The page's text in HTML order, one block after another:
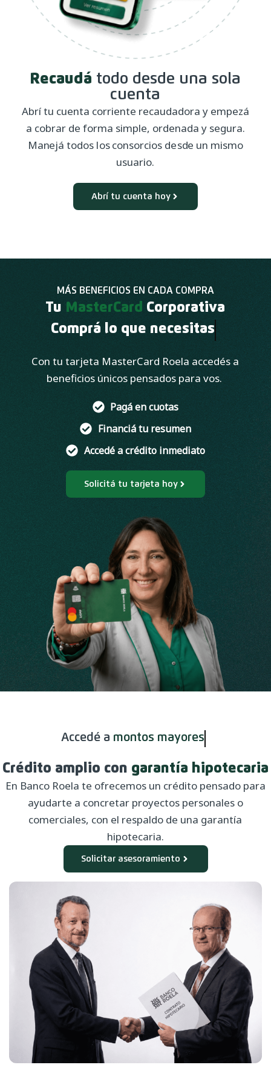
Recaudá todo desde una sola
cuenta
Abrí tu cuenta corriente recaudadora y empezá
a cobrar de forma simple, ordenada y segura.
Manejá todos los consorcios desde un mismo
usuario.
Abrí tu cuenta hoy
MÁS BENEFICIOS EN CADA COMPRA
Tu MasterCard Corporativa
Comprá lo que necesitas
Con tu tarjeta MasterCard Roela accedés a
beneficios únicos pensados para vos.
Pagá en cuotas
Financiá tu resumen
Accedé a crédito inmediato
Solicitá tu tarjeta hoy
Accedé a montos mayores
Crédito amplio con garantía hipotecaria
En Banco Roela te ofrecemos un crédito pensado para
ayudarte a concretar proyectos personales o
comerciales, con el respaldo de una garantía
hipotecaria.
Solicitar asesoramiento